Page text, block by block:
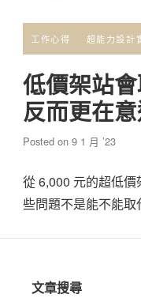
工作心得 超能力設計
低價架站
反而更在
Posted on9 1 月 ’23
從 6,000 元的超低
些問題不是能不能取
文章搜尋